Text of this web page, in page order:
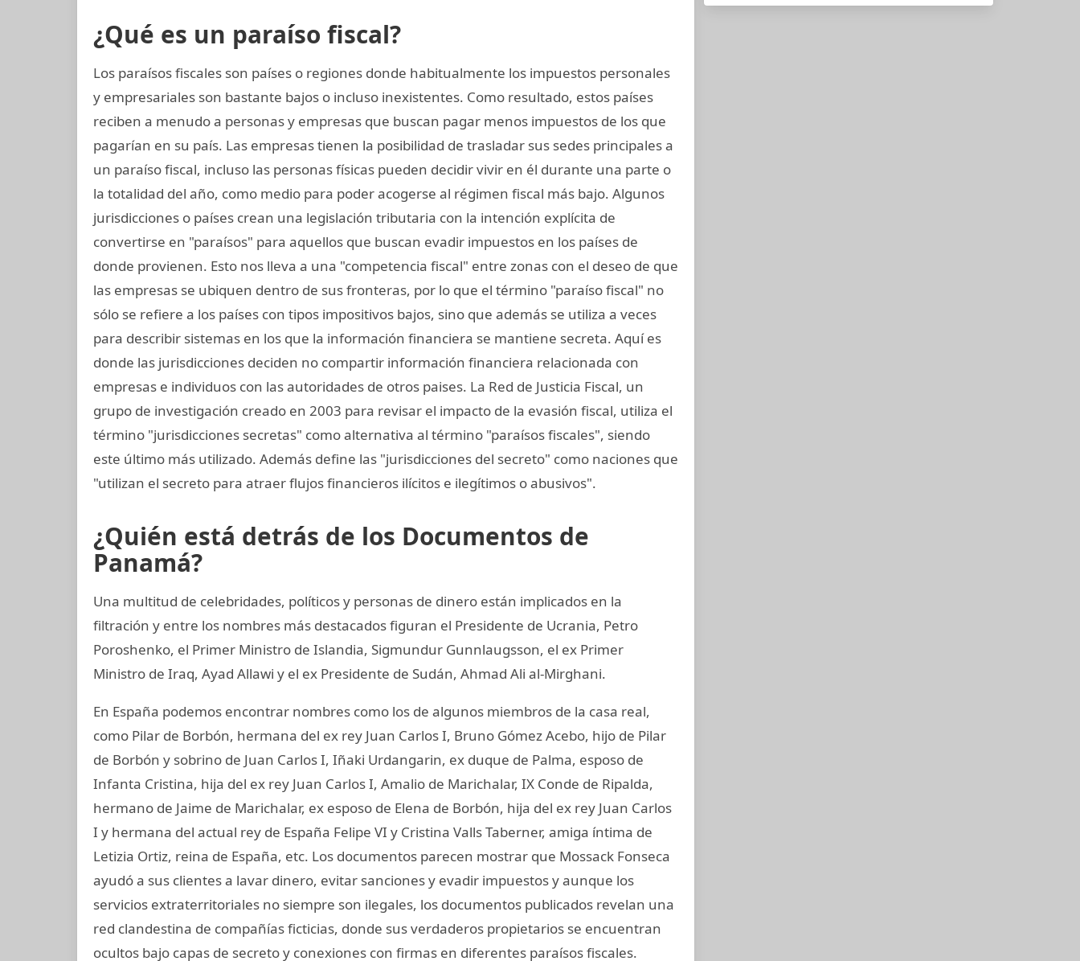
¿Qué es un paraíso fiscal?
Los paraísos fiscales son países o regiones donde habitualmente los impuestos personales
y empresariales son bastante bajos o incluso inexistentes. Como resultado, estos países
reciben a menudo a personas y empresas que buscan pagar menos impuestos de los que
pagarían en su país. Las empresas tienen la posibilidad de trasladar sus sedes principales a
un paraíso fiscal, incluso las personas físicas pueden decidir vivir en él durante una parte o
la totalidad del año, como medio para poder acogerse al régimen fiscal más bajo. Algunos
jurisdicciones o países crean una legislación tributaria con la intención explícita de
convertirse en "paraísos" para aquellos que buscan evadir impuestos en los países de
donde provienen. Esto nos lleva a una "competencia fiscal" entre zonas con el deseo de que
las empresas se ubiquen dentro de sus fronteras, por lo que el término "paraíso fiscal" no
sólo se refiere a los países con tipos impositivos bajos, sino que además se utiliza a veces
para describir sistemas en los que la información financiera se mantiene secreta. Aquí es
donde las jurisdicciones deciden no compartir información financiera relacionada con
empresas e individuos con las autoridades de otros paises. La Red de Justicia Fiscal, un
grupo de investigación creado en 2003 para revisar el impacto de la evasión fiscal, utiliza el
término "jurisdicciones secretas" como alternativa al término "paraísos fiscales", siendo
este último más utilizado. Además define las "jurisdicciones del secreto" como naciones que
"utilizan el secreto para atraer flujos financieros ilícitos e ilegítimos o abusivos".
¿Quién está detrás de los Documentos de
Panamá?
Una multitud de celebridades, políticos y personas de dinero están implicados en la
filtración y entre los nombres más destacados figuran el Presidente de Ucrania, Petro
Poroshenko, el Primer Ministro de Islandia, Sigmundur Gunnlaugsson, el ex Primer
Ministro de Iraq, Ayad Allawi y el ex Presidente de Sudán, Ahmad Ali al-Mirghani.
En España podemos encontrar nombres como los de algunos miembros de la casa real,
como Pilar de Borbón, hermana del ex rey Juan Carlos I, Bruno Gómez Acebo, hijo de Pilar
de Borbón y sobrino de Juan Carlos I, Iñaki Urdangarin, ex duque de Palma, esposo de
Infanta Cristina, hija del ex rey Juan Carlos I, Amalio de Marichalar, IX Conde de Ripalda,
hermano de Jaime de Marichalar, ex esposo de Elena de Borbón, hija del ex rey Juan Carlos
I y hermana del actual rey de España Felipe VI y Cristina Valls Taberner, amiga íntima de
Letizia Ortiz, reina de España, etc. Los documentos parecen mostrar que Mossack Fonseca
ayudó a sus clientes a lavar dinero, evitar sanciones y evadir impuestos y aunque los
servicios extraterritoriales no siempre son ilegales, los documentos publicados revelan una
red clandestina de compañías ficticias, donde sus verdaderos propietarios se encuentran
ocultos bajo capas de secreto y conexiones con firmas en diferentes paraísos fiscales.